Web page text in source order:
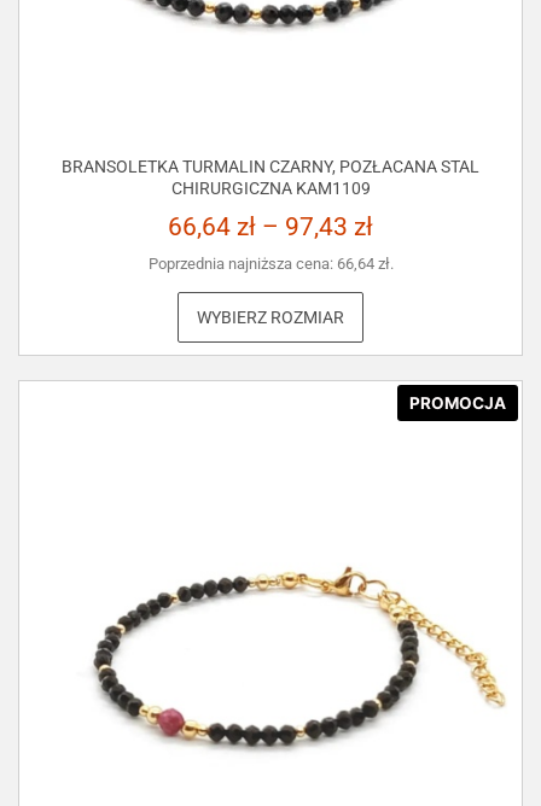
BRANSOLETKA TURMALIN CZARNY, POZŁACANA STAL
CHIRURGICZNA KAM1109
66,64 zł – 97,43 zł
Poprzednia najniższa cena: 66,64 zł.
WYBIERZ ROZMIAR
PROMOCJA